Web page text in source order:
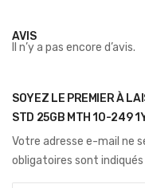
AVIS
Il n’y a pas encore d’avis.
SOYEZ LE PREMIER À
STD 25GB MTH 10-249
Votre adresse e-mail ne
obligatoires sont